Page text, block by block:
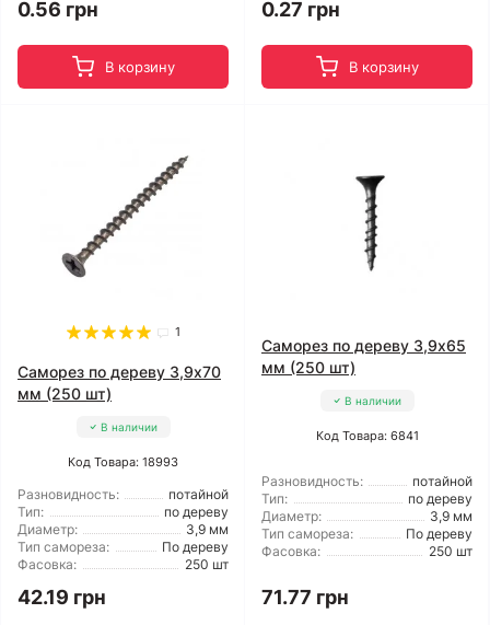
0.56 грн
В корзину
0.27 грн
В корзину
1
Саморез по дереву 3,9x70
мм (250 шт)
В наличии
Код Товара: 18993
Разновидность:
потайной
Тип:
по дереву
Диаметр:
3,9 мм
Тип самореза:
По дереву
Фасовка:
250 шт
42.19 грн
Саморез по дереву 3,9x65
мм (250 шт)
В наличии
Код Товара: 6841
Разновидность:
потайной
Тип:
по дереву
Диаметр:
3,9 мм
Тип самореза:
По дереву
Фасовка:
250 шт
71.77 грн